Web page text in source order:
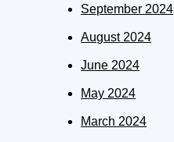
September 2024
August 2024
June 2024
May 2024
March 2024